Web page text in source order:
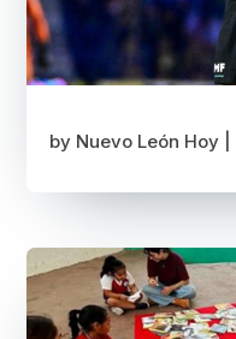
by Nuevo León Hoy